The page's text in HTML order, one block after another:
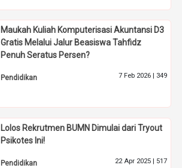
Maukah Kuliah Komputerisasi Akuntansi D3
Gratis Melalui Jalur Beasiswa Tahfidz
Penuh Seratus Persen?
Pendidikan 7 Feb 2026 | 349
Lolos Rekrutmen BUMN Dimulai dari Tryout
Psikotes Ini!
Pendidikan 22 Apr 2025 | 517